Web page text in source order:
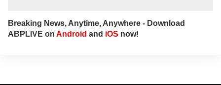
Breaking News, Anytime, Anywhere - Download
ABPLIVE on Android and iOS now!